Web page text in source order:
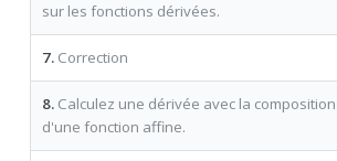
sur les fonctions dérivées.
7.Correction
8.Calculez une dérivée avec la composition
d'une fonction affine.